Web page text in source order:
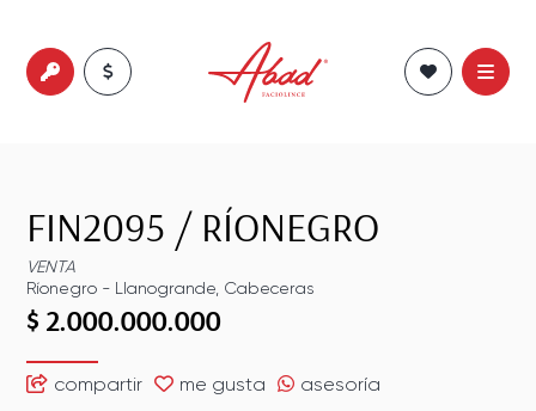
FIN2095 / RÍONEGRO
VENTA
Ríonegro - Llanogrande Cabeceras
$ 2.000.000.000
compartir me gusta asesoría